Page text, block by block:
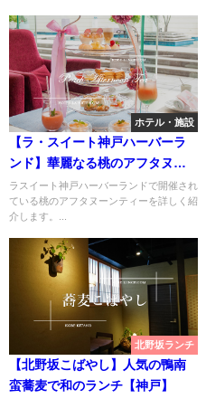
ホテル・施設
【ラ・スイート神戸ハーバーラ
ンド】華麗なる桃のアフタヌー
ンティー
ラスイート神戸ハーバーランドで開催され
ている桃のアフタヌーンティーを詳しく紹
介します。...
北野坂ランチ
【北野坂こばやし】人気の鴨南
蛮蕎麦で和のランチ【神戸】